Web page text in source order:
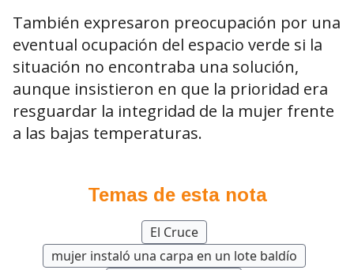
También expresaron preocupación por una
eventual ocupación del espacio verde si la
situación no encontraba una solución,
aunque insistieron en que la prioridad era
resguardar la integridad de la mujer frente
a las bajas temperaturas.
Temas de esta nota
El Cruce
mujer instaló una carpa en un lote baldío